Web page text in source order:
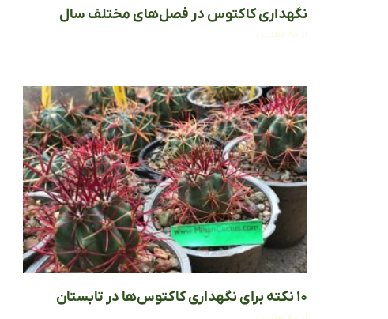
نگهداری کاکتوس در فصل‌های مختلف سال
ادامه مطلب »
۱۰ نکته برای نگهداری کاکتوس‌ها در تابستان